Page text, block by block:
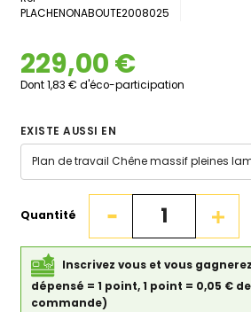
PLACHENONABOUTE2008025
229,00 €
Dont 1,83 € d'éco-participation
EXISTE AUSSI EN
Quantité
Inscrivez vous et vous
dépensé = 1 point, 1 point = 0,05 €
commande)